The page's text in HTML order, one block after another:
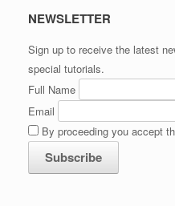
NEWSLETTER
Sign up to receive the latest
special tutorials.
Full Name
Email
By proceeding you accept